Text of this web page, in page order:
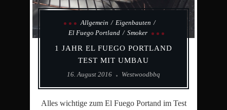
Allgemein
Eigenbauten
El Fuego Portland
Smoker
1 JAHR EL FUEGO PORTLAND
TEST MIT UMBAU
16. August 2016 Westwoodbbq
Alles wichtige zum El Fuego Portand im Test